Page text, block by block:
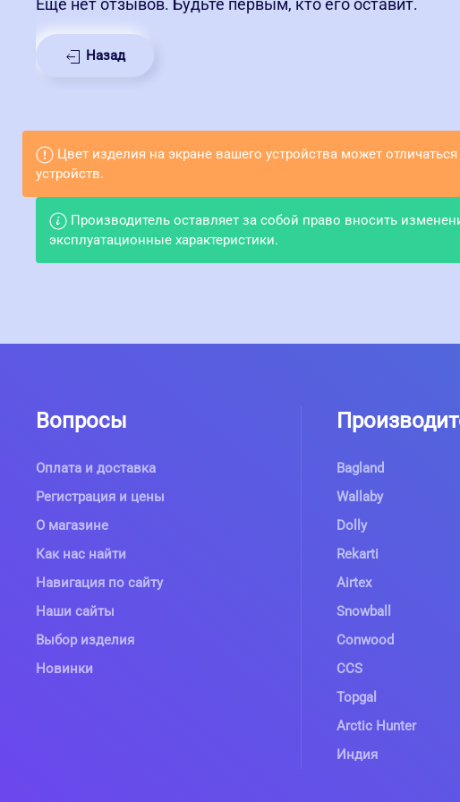
Еще нет отзывов. Будьте первым, кто его оставит.
Назад
Цвет изделия на экране вашего устройства может
устройств.
Производитель оставляет за собой право вносить
эксплуатационные характеристики.
Вопросы
Оплата и доставка
Регистрация и цены
О магазине
Как нас найти
Навигация по сайту
Наши сайты
Выбор изделия
Новинки
Bagland
Wallaby
Dolly
Rekarti
Airtex
Snowball
Conwood
CCS
Topgal
Arctic Hunter
Индия